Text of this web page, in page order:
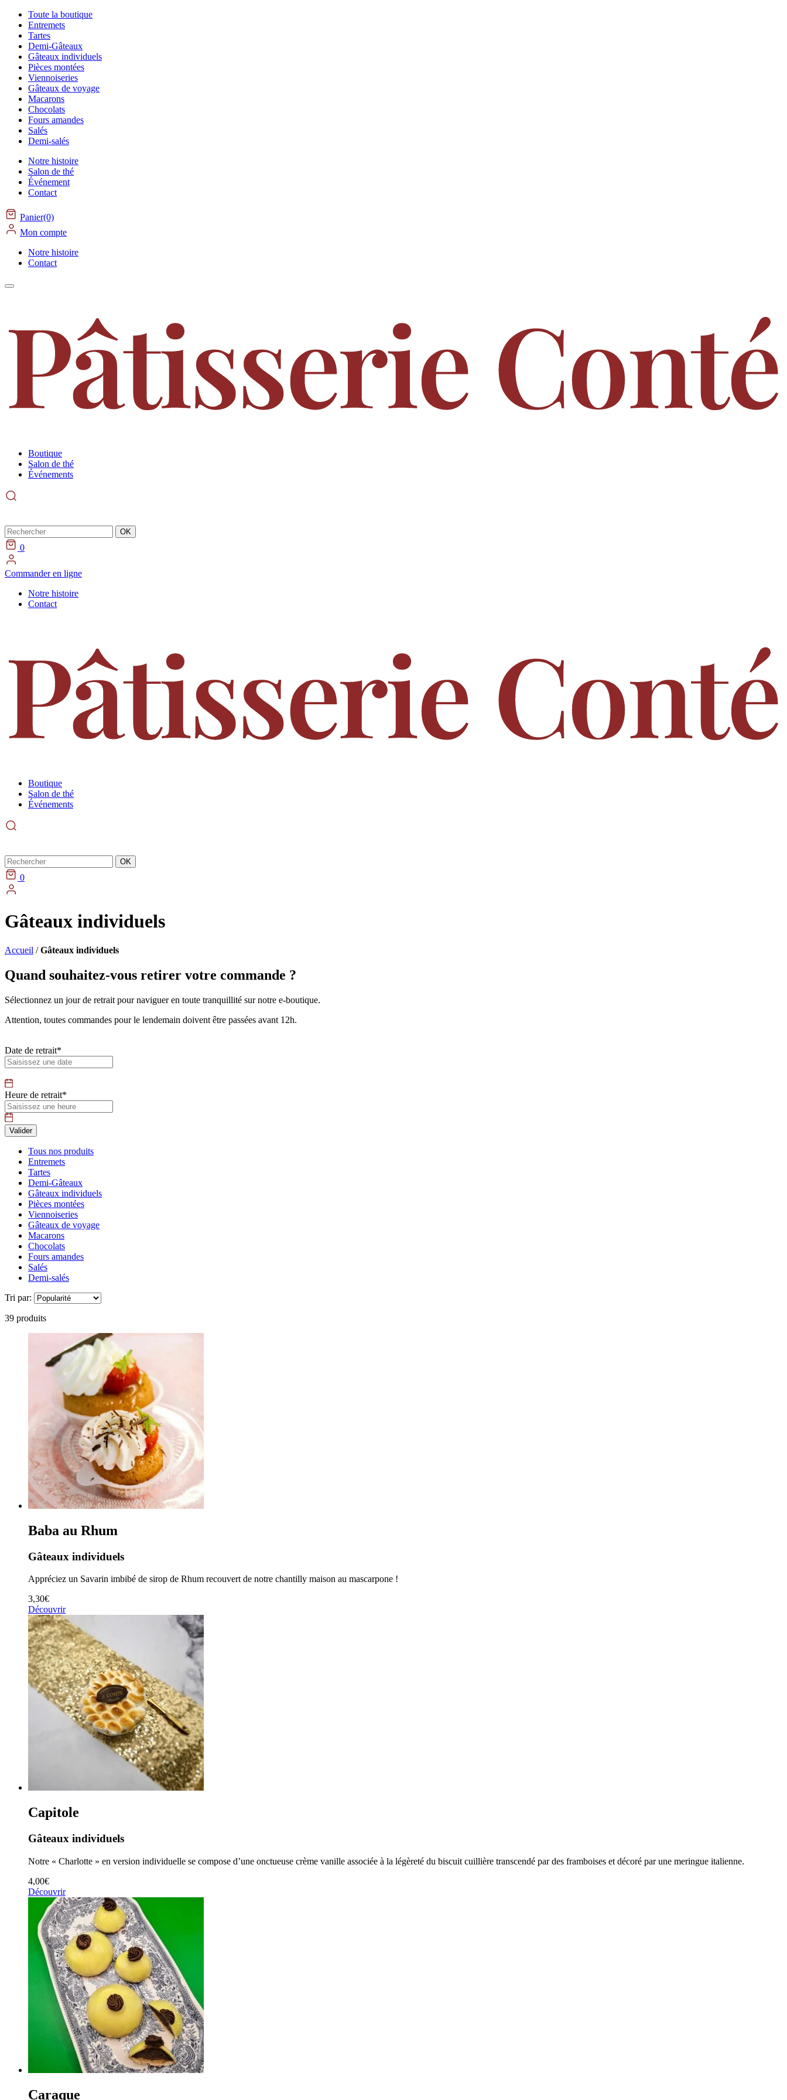
Toute la boutique
Entremets
Tartes
Demi-Gâteaux
Gâteaux individuels
Pièces montées
Viennoiseries
Gâteaux de voyage
Macarons
Chocolats
Fours amandes
Salés
Demi-salés
Notre histoire
Salon de thé
Événement
Contact
Panier(0)
Mon compte
Notre histoire
Contact
Boutique
Salon de thé
Événements
Rechercher OK
0
Commander en ligne
Notre histoire
Contact
Boutique
Salon de thé
Événements
Rechercher OK
0
Gâteaux individuels
Accueil /Gâteaux individuels
Quand souhaitez-vous retirer votre commande ?
Sélectionnez un jour de retrait pour naviguer en toute tranquillité sur notre e-boutique.
Attention, toutes commandes pour le lendemain doivent être passées avant 12h.
Date de retrait*
Heure de retrait*
Tous nos produits
Entremets
Tartes
Demi-Gâteaux
Gâteaux individuels
Pièces montées
Viennoiseries
Gâteaux de voyage
Macarons
Chocolats
Fours amandes
Salés
Demi-salés
Tri par:
39 produits
Baba au Rhum
Gâteaux individuels
Appréciez un Savarin imbibé de sirop de Rhum recouvert de notre chantilly maison au mascarpone !
3,30€
Découvrir
Capitole
Gâteaux individuels
Notre « Charlotte » en version individuelle se compose d’une onctueuse crème vanille associée à la légèreté du biscuit cuillière transcendé par des framboises et décoré par une meringue italienne.
4,00€
Découvrir
Caraque